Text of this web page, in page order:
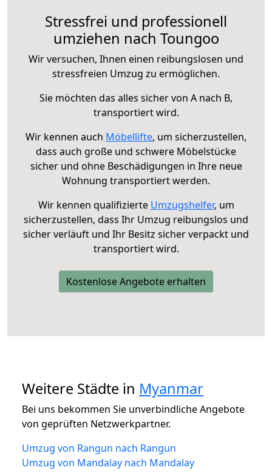
Stressfrei und professionell
umziehen nach Toungoo
Wir versuchen, Ihnen einen reibungslosen und
stressfreien Umzug zu ermöglichen.
Sie möchten das alles sicher von A nach B,
transportiert wird.
Wir kennen auch Möbellifte, um sicherzustellen,
dass auch große und schwere Möbelstücke
sicher und ohne Beschädigungen in Ihre neue
Wohnung transportiert werden.
Wir kennen qualifizierte Umzugshelfer, um
sicherzustellen, dass Ihr Umzug reibungslos und
sicher verläuft und Ihr Besitz sicher verpackt und
transportiert wird.
Kostenlose Angebote erhalten
Weitere Städte in Myanmar
Bei uns bekommen Sie unverbindliche Angebote
von geprüften Netzwerkpartner.
Umzug von Rangun nach Rangun
Umzug von Mandalay nach Mandalay